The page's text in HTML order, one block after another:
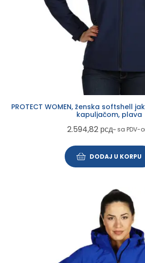
PROTECT WOMEN, ženska softshell
kapuljačom, plava
2.594,82 рсд~ sa PDV-
DODAJ U KORPU